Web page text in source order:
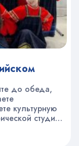
до обеда,
культурную
студии
на месяц